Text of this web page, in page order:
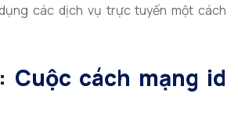
các dịch vụ trực tuyến một cách
Cuộc cách mạng id